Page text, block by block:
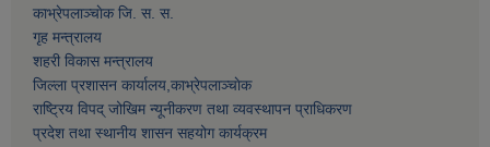
काभ्रेपलाञ्चाेक जि. स. स.
गृह मन्त्रालय
शहरी विकास मन्त्रालय
जिल्ला प्रशासन कार्यालय,काभ्रेपलाञ्चाेक
राष्ट्रिय विपद् जोखिम न्यूनीकरण तथा व्यवस्थापन प्राधिकरण
प्रदेश तथा स्थानीय शासन सहयोग कार्यक्रम